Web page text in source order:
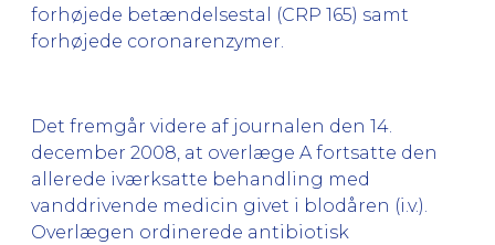
forhøjede betændelsestal (CRP 165) samt
forhøjede coronarenzymer.
Det fremgår videre af journalen den 14.
december 2008, at overlæge A fortsatte den
allerede iværksatte behandling med
vanddrivende medicin givet i blodåren (i.v.).
Overlægen ordinerede antibiotisk